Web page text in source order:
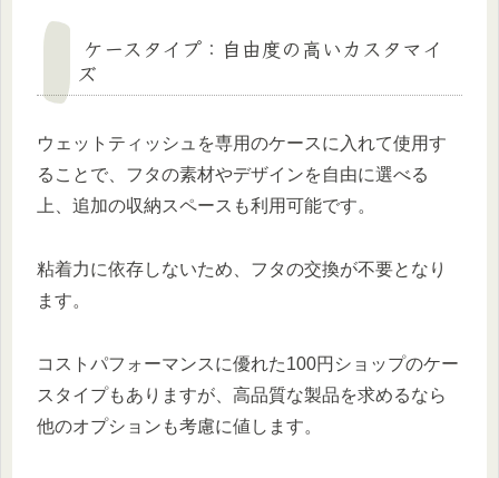
ケースタイプ：自由度の高いカスタマイ
ズ
ウェットティッシュを専用のケースに入れて使用す
ることで、フタの素材やデザインを自由に選べる
上、追加の収納スペースも利用可能です。
粘着力に依存しないため、フタの交換が不要となり
ます。
コストパフォーマンスに優れた100円ショップのケー
スタイプもありますが、高品質な製品を求めるなら
他のオプションも考慮に値します。